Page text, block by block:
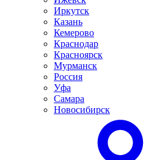
Иркутск
Казань
Кемерово
Краснодар
Красноярск
Мурманск
Россия
Уфа
Самара
Новосибирск